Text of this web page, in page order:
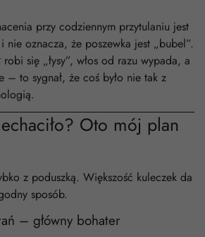
przy codziennym przytulaniu jest
nie oznacza, że poszewka jest „bubel”.
się „łysy”, włos od razu wypada, a
– to sygnał, że coś było nie tak z
Oto mój plan
z poduszką. Większość kuleczek da
sposób.
– główny bohater